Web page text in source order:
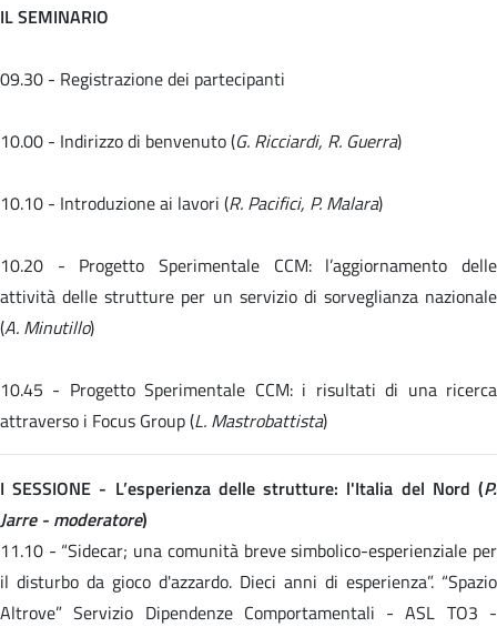
IL SEMINARIO
09.30 - Registrazione dei partecipanti
10.00 - Indirizzo di benvenuto (G. Ricciardi, R. Guerra)
10.10 - Introduzione ai lavori (R. Pacifici, P. Malara)
10.20 - Progetto Sperimentale CCM: l’aggiornamento delle
attività delle strutture per un servizio di sorveglianza nazionale
(A. Minutillo)
10.45 - Progetto Sperimentale CCM: i risultati di una ricerca
attraverso i Focus Group (L. Mastrobattista)
I SESSIONE - L’esperienza delle strutture: l'Italia del Nord (P.
Jarre - moderatore)
11.10 - “Sidecar; una comunità breve simbolico-esperienziale per
il disturbo da gioco d'azzardo. Dieci anni di esperienza”. “Spazio
Altrove” Servizio Dipendenze Comportamentali - ASL TO3 -